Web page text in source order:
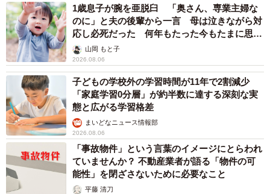
1歳息子が腕を亜脱臼 「奥さん、専業主婦な
のに」と夫の後輩から一言 母は泣きながら対
応し必死だった 何年もたった今もたまに思い
出し…山岡 もと子
2026.08.06
子どもの学校外の学習時間が11年で2割減少
「家庭学習0分層」が約半数に達する深刻な実
態と広がる学習格差
まいどなニュース情報部
2026.08.06
「事故物件」という言葉のイメージにとらわれ
ていませんか？ 不動産業者が語る「物件の可
能性」を閉ざさないために必要なこと
平藤 清刀